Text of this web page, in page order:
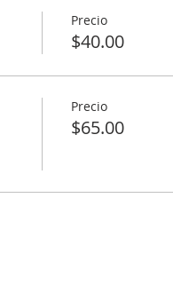
Precio
$40.00
Precio
$65.00